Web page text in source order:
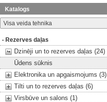
Katalogs
- Rezerves daļas
Dzinēji un to rezerves daļas (24)
Ūdens sūknis
Elektronika un apgaismojums (3)
Tilti un to rezerves daļas (6)
Virsbūve un salons (1)